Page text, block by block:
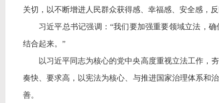
关切，以不断增进人民群众获得感、幸福感、安全感，
习近平总书记强调： “我们要加强重要领域立法，
结合起来。”
以习近平同志为核心的党中央高度重视立法工作，
奏快、要求高，以宪法为核心、与推进国家治理体系和
善。